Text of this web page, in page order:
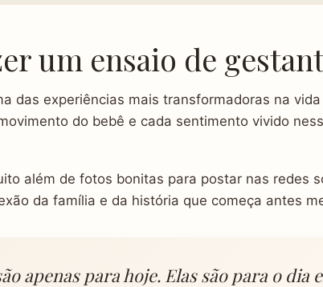
um ensaio de
das experiências mais transformadoras na
do bebê e cada sentimento vivido
além de fotos bonitas para postar nas redes
da família e da história que começa antes
apenas para hoje. Elas são para o